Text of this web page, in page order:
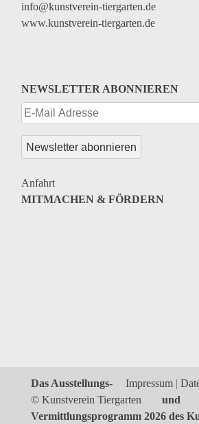
info@kunstverein-tiergarten.de
www.kunstverein-tiergarten.de
NEWSLETTER ABONNIEREN
Anfahrt
MITMACHEN & FÖRDERN
Impressum
© Kunstverein Tiergarten
Das Ausstellungs-
und
Vermittlungsprogramm 2026 des